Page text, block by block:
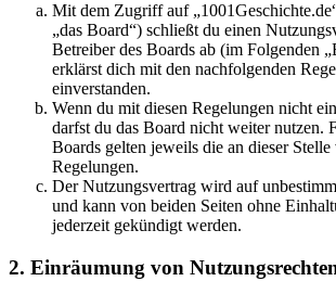
Mit dem Zugriff auf
„das Board“) schließt du einen
Betreiber des Boards ab (im Folgenden
erklärst dich mit den nachfolgenden
einverstanden.
Wenn du mit diesen Regelungen nicht
darfst du das Board nicht weiter nutzen.
Boards gelten jeweils die an dieser
Regelungen.
Der Nutzungsvertrag wird auf
und kann von beiden Seiten ohne
jederzeit gekündigt werden.
2. Einräumung von